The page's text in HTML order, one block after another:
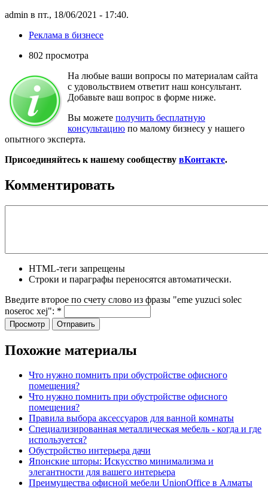
admin в пт., 18/06/2021 - 17:40.
Реклама в бизнесе
802 просмотра
На любые ваши вопросы по материалам сайта
с удовольствием ответит наш консультант.
Добавьте ваш вопрос в форме ниже.
Вы можете получить бесплатную
консультацию по малому бизнесу у нашего
опытного эксперта.
Присоединяйтесь к нашему сообществу вКонтакте.
Комментировать
HTML-теги запрещены
Строки и параграфы переносятся автоматически.
Введите второе по счету слово из фразы "eme yuzuci solec
noseroc xej": *
Похожие материалы
Что нужно помнить при обустройстве офисного
помещения?
Что нужно помнить при обустройстве офисного
помещения?
Правила выбора аксессуаров для ванной комнаты
Специализированная металлическая мебель - когда и где
используется?
Обустройство интерьера дачи
Японские шторы: Искусство минимализма и
элегантности для вашего интерьера
Преимущества офисной мебели UnionOffice в Алматы